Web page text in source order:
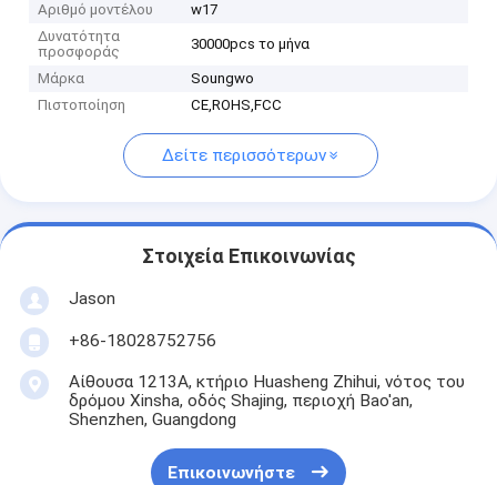
Αριθμό μοντέλου
w17
Δυνατότητα
προσφοράς
30000pcs το μήνα
Μάρκα
Soungwo
Πιστοποίηση
CE,ROHS,FCC
Δείτε περισσότερων
Στοιχεία Επικοινωνίας
Jason
+86-18028752756
Αίθουσα 1213A, κτήριο Huasheng Zhihui, νότος του
δρόμου Xinsha, οδός Shajing, περιοχή Bao'an,
Shenzhen, Guangdong
Επικοινωνήστε